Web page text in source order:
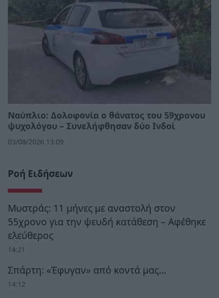
Ναύπλιο: Δολοφονία ο θάνατος του 59χρονου
ψυχολόγου – Συνελήφθησαν δύο Ινδοί
03/08/2026 13:09
Ροή Ειδήσεων
Μυστράς: 11 μήνες με αναστολή στον
55χρονο για την ψευδή κατάθεση – Αφέθηκε
ελεύθερος
14:21
Σπάρτη: «Έφυγαν» από κοντά μας…
14:12